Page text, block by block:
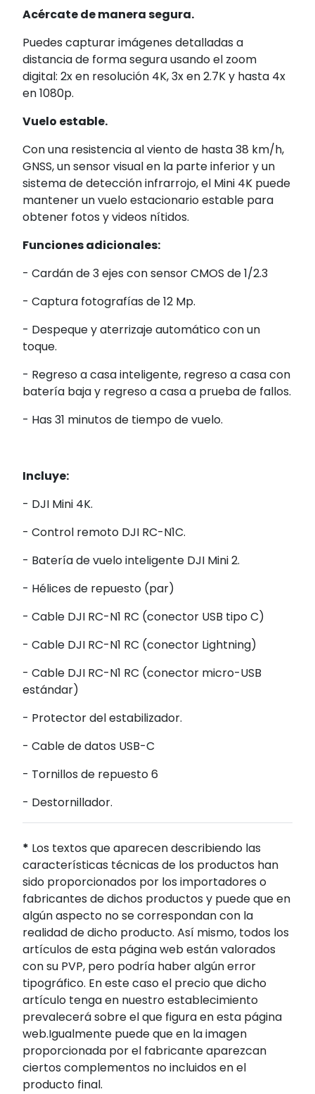
Acércate de manera segura.
Puedes capturar imágenes detalladas a
distancia de forma segura usando el zoom
digital: 2x en resolución 4K, 3x en 2.7K y hasta 4x
en 1080p.
Vuelo estable.
Con una resistencia al viento de hasta 38 km/h,
GNSS, un sensor visual en la parte inferior y un
sistema de detección infrarrojo, el Mini 4K puede
mantener un vuelo estacionario estable para
obtener fotos y videos nítidos.
Funciones adicionales:
- Cardán de 3 ejes con sensor CMOS de 1/2.3
- Captura fotografías de 12 Mp.
- Despeque y aterrizaje automático con un
toque.
- Regreso a casa inteligente, regreso a casa con
batería baja y regreso a casa a prueba de fallos.
- Has 31 minutos de tiempo de vuelo.
Incluye:
- DJI Mini 4K.
- Control remoto DJI RC-N1C.
- Batería de vuelo inteligente DJI Mini 2.
- Hélices de repuesto (par)
- Cable DJI RC-N1 RC (conector USB tipo C)
- Cable DJI RC-N1 RC (conector Lightning)
- Cable DJI RC-N1 RC (conector micro-USB
estándar)
- Protector del estabilizador.
- Cable de datos USB-C
- Tornillos de repuesto 6
- Destornillador.
* Los textos que aparecen describiendo las
características técnicas de los productos han
sido proporcionados por los importadores o
fabricantes de dichos productos y puede que en
algún aspecto no se correspondan con la
realidad de dicho producto. Así mismo, todos los
artículos de esta página web están valorados
con su PVP, pero podría haber algún error
tipográfico. En este caso el precio que dicho
artículo tenga en nuestro establecimiento
prevalecerá sobre el que figura en esta página
web.Igualmente puede que en la imagen
proporcionada por el fabricante aparezcan
ciertos complementos no incluidos en el
producto final.